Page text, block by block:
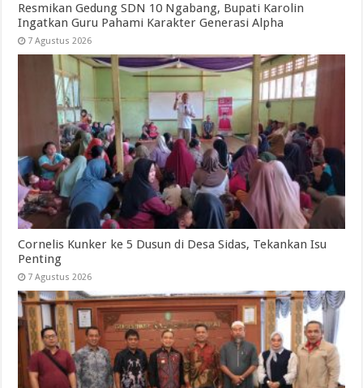
Resmikan Gedung SDN 10 Ngabang, Bupati Karolin
Ingatkan Guru Pahami Karakter Generasi Alpha
7 Agustus 2026
Cornelis Kunker ke 5 Dusun di Desa Sidas, Tekankan Isu
Penting
7 Agustus 2026